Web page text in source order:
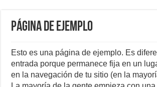
Página de ejemplo
Esto es una página de ejemplo. Es
entrada porque permanece fija en un
en la navegación de tu sitio (en la